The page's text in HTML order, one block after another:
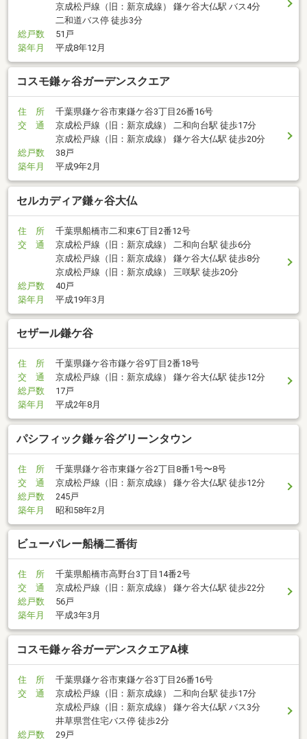
京成松戸線（旧：新京成線） 鎌ケ谷大仏駅 バス4分
二和道バス停 徒歩3分
総戸数
51戸
築年月
平成8年12月
コスモ鎌ヶ谷ガーデンスクエア
住 所
千葉県鎌ケ谷市東鎌ケ谷3丁目26番16号
交 通
京成松戸線（旧：新京成線） 二和向台駅 徒歩17分
京成松戸線（旧：新京成線） 鎌ケ谷大仏駅 徒歩20分
総戸数
38戸
築年月
平成9年2月
セルカディア鎌ヶ谷大仏
住 所
千葉県船橋市二和東6丁目2番12号
交 通
京成松戸線（旧：新京成線） 二和向台駅 徒歩6分
京成松戸線（旧：新京成線） 鎌ケ谷大仏駅 徒歩8分
京成松戸線（旧：新京成線） 三咲駅 徒歩20分
総戸数
40戸
築年月
平成19年3月
セザール鎌ケ谷
住 所
千葉県鎌ケ谷市鎌ケ谷9丁目2番18号
交 通
京成松戸線（旧：新京成線） 鎌ケ谷大仏駅 徒歩12分
総戸数
17戸
築年月
平成2年8月
パシフィック鎌ヶ谷グリーンタウン
住 所
千葉県鎌ケ谷市東鎌ケ谷2丁目8番1号〜8号
交 通
京成松戸線（旧：新京成線） 鎌ケ谷大仏駅 徒歩12分
総戸数
245戸
築年月
昭和58年2月
ビューパレー船橋二番街
住 所
千葉県船橋市高野台3丁目14番2号
交 通
京成松戸線（旧：新京成線） 鎌ケ谷大仏駅 徒歩22分
総戸数
56戸
築年月
平成3年3月
コスモ鎌ヶ谷ガーデンスクエアA棟
住 所
千葉県鎌ケ谷市東鎌ケ谷3丁目26番16号
交 通
京成松戸線（旧：新京成線） 二和向台駅 徒歩17分
京成松戸線（旧：新京成線） 鎌ケ谷大仏駅 バス3分
井草県営住宅バス停 徒歩2分
総戸数
29戸